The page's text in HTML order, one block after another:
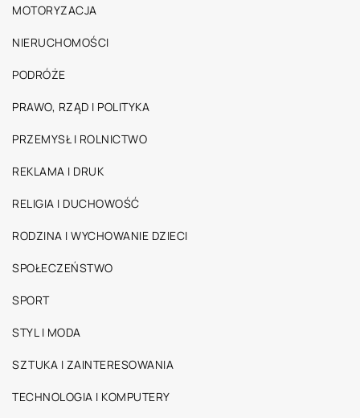
MOTORYZACJA
NIERUCHOMOŚCI
PODRÓŻE
PRAWO, RZĄD I POLITYKA
PRZEMYSŁ I ROLNICTWO
REKLAMA I DRUK
RELIGIA I DUCHOWOŚĆ
RODZINA I WYCHOWANIE DZIECI
SPOŁECZEŃSTWO
SPORT
STYL I MODA
SZTUKA I ZAINTERESOWANIA
TECHNOLOGIA I KOMPUTERY